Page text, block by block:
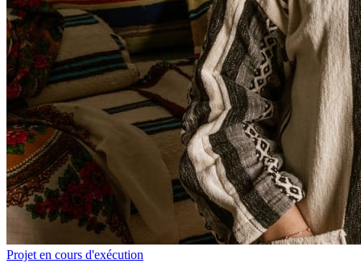
Projet en cours d'exécution